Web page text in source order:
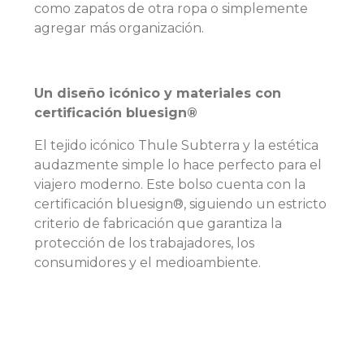
como zapatos de otra ropa o simplemente
agregar más organización.
Un diseño icónico y materiales con
certificación bluesign®
El tejido icónico Thule Subterra y la estética
audazmente simple lo hace perfecto para el
viajero moderno. Este bolso cuenta con la
certificación bluesign®, siguiendo un estricto
criterio de fabricación que garantiza la
protección de los trabajadores, los
consumidores y el medioambiente.